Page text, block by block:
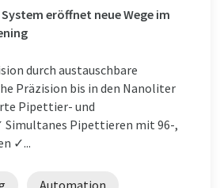
eröffnet neue Wege im
durch austauschbare
Präzision bis in den Nanoliter
Pipettier- und
Pipettieren mit 96-,
✓...
Automation